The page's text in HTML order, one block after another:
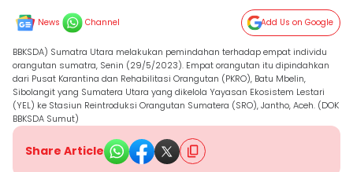
News Channel Add Us on Google
BBKSDA) Sumatra Utara melakukan pemindahan terhadap empat individu
orangutan sumatra, Senin (29/5/2023). Empat orangutan itu dipindahkan
dari Pusat Karantina dan Rehabilitasi Orangutan (PKRO), Batu Mbelin,
Sibolangit yang Sumatera Utara yang dikelola Yayasan Ekosistem Lestari
(YEL) ke Stasiun Reintroduksi Orangutan Sumatera (SRO), Jantho, Aceh. (DOK
BBKSDA Sumut)
Share Article